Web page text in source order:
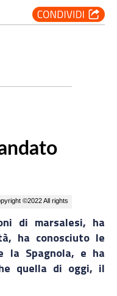
di marsalesi, ha
ha conosciuto le
la Spagnola, e ha
quella di oggi, il